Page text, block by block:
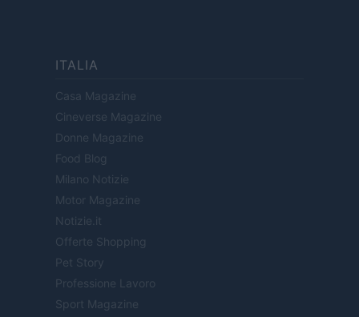
ITALIA
Casa Magazine
Cineverse Magazine
Donne Magazine
Food Blog
Milano Notizie
Motor Magazine
Notizie.it
Offerte Shopping
Pet Story
Professione Lavoro
Sport Magazine